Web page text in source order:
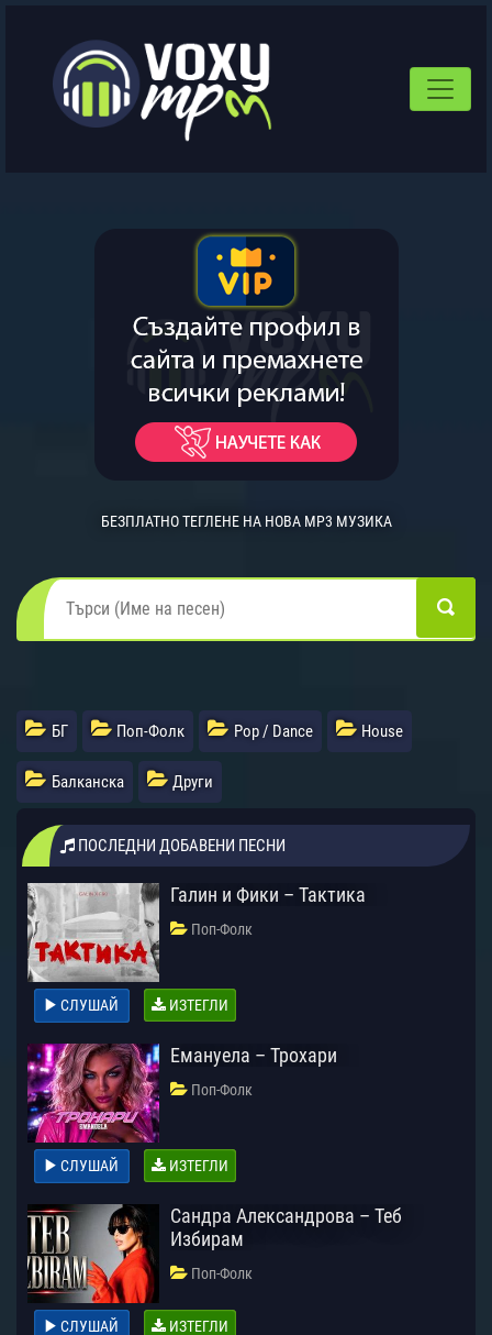
БЕЗПЛАТНО ТЕГЛЕНЕ НА НОВА MP3 МУЗИКА
БГ Поп-Фолк Pop / Dance House
Балканска Други
ПОСЛЕДНИ ДОБАВЕНИ ПЕСНИ
Галин и Фики – Тактика
Поп-Фолк
СЛУШАЙ ИЗТЕГЛИ
Емануела – Трохари
Поп-Фолк
СЛУШАЙ ИЗТЕГЛИ
Сандра Александрова – Теб
Избирам
Поп-Фолк
СЛУШАЙ ИЗТЕГЛИ